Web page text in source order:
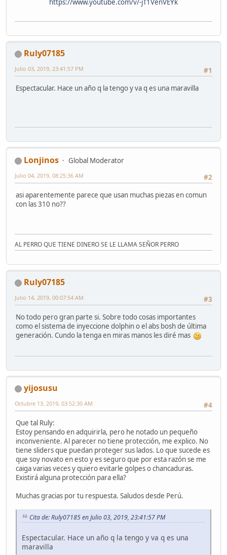
https://www.youtube.com/v/-jT1VenVEYk
Ruly07185
#1
Julio 03, 2019, 23:41:57 PM
Espectacular. Hace un año q la tengo y va q es una maravilla
Lonjinos
Global Moderator
#2
Julio 04, 2019, 08:25:36 AM
asi aparentemente parece que usan muchas piezas en comun
con las 310 no??
AL PERRO QUE TIENE DINERO SE LE LLAMA SEÑOR PERRO
Ruly07185
#3
Julio 14, 2019, 00:07:54 AM
No todo pero gran parte si. Sobre todo cosas importantes
como el sistema de inyeccione dolphin o el abs bosh de última
generación. Cundo la tenga en miras manos les diré mas
yijosusu
#4
Octubre 13, 2019, 03:52:30 AM
Que tal Ruly:
Estoy pensando en adquirirla, pero he notado un pequeño
inconveniente. Al parecer no tiene protección, me explico. No
tiene sliders que puedan proteger sus lados. Lo que sucede es
que soy novato en esto y es seguro que por esta razón se me
caiga varias veces y quiero evitarle golpes o chancaduras.
Existirá alguna protección para ella?
Muchas gracias por tu respuesta. Saludos desde Perú.
Cita de: Ruly07185 en Julio 03, 2019, 23:41:57 PM
Espectacular. Hace un año q la tengo y va q es una
maravilla